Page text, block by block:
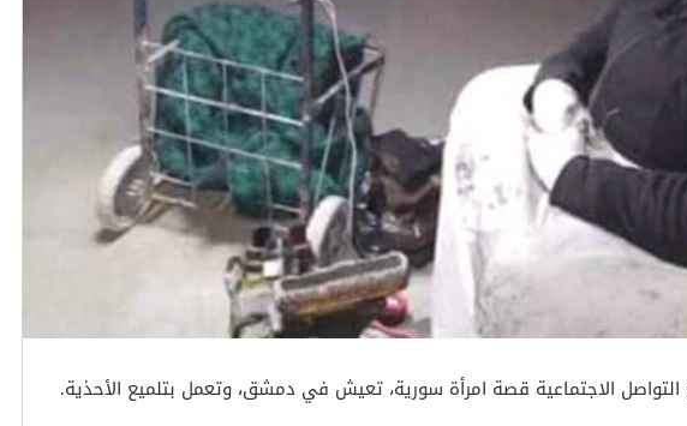
الاجتماعية قصة امرأة سورية، تعيش في دمشق، وتعمل بتلميع الأحذية.